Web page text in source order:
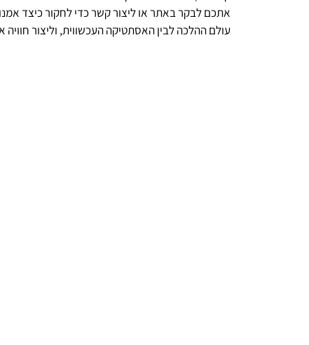
אתכם לבקר באתר או ליצור קשר כדי לחקור כיצד
עולם ההלכה לבין האסתטיקה העכשווית, וליצור